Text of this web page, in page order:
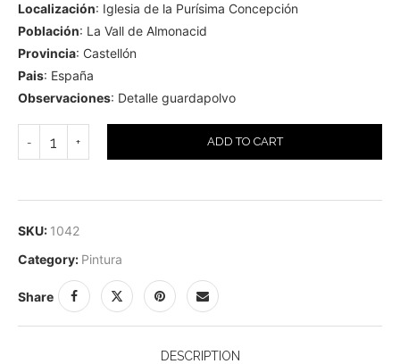
Localización: Iglesia de la Purísima Concepción
Población: La Vall de Almonacid
Provincia: Castellón
Pais: España
Observaciones: Detalle guardapolvo
ADD TO CART
SKU: 1042
Category: Pintura
Share
DESCRIPTION